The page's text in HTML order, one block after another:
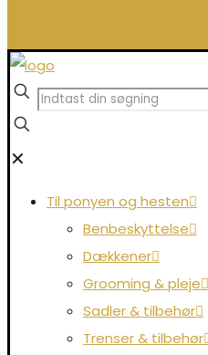
✕
Til ponyen og hesten
Benbeskyttelse
Dækkener
Grooming & pleje
Sadler & tilbehør
Trenser & tilbehør